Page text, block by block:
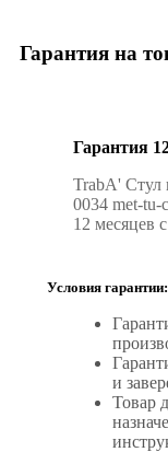
Гарантия на
Гарантия
TrabA' Стул
0034 met-tu-
12 месяцев
Условия гарантии:
и
Товар